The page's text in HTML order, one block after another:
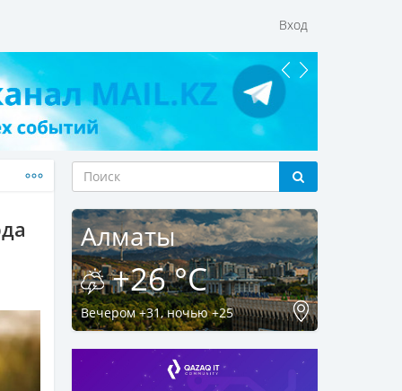
Вход
Алматы
+26 °C
Вечером +31, ночью +25